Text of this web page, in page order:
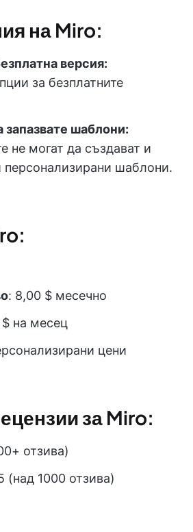
на Miro:
версия:
за безплатните
шаблони:
не могат да създават и
персонализирани шаблони.
: 8,00 $ месечно
$ на месец
цени
за Miro:
отзива)
(над 1000 отзива)